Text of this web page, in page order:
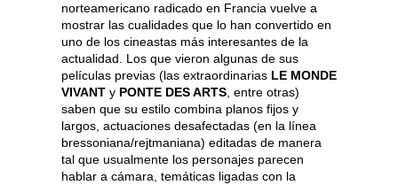
norteamericano radicado en Francia vuelve a
mostrar las cualidades que lo han convertido en
uno de los cineastas más interesantes de la
actualidad. Los que vieron algunas de sus
películas previas (las extraordinarias LE MONDE
VIVANT y PONTE DES ARTS , entre otras)
saben que su estilo combina planos fijos y
largos, actuaciones desafectadas (en la línea
bressoniana/rejtmaniana) editadas de manera
tal que usualmente los personajes parecen
hablar a cámara, temáticas ligadas con la